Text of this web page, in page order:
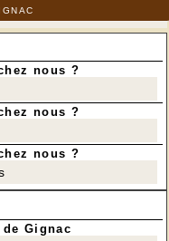
nous ?
nous ?
nous ?
Gignac